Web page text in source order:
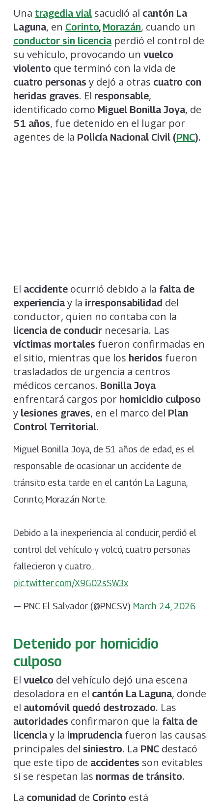
Una tragedia vialsacudió al cantón La
Laguna, en Corinto, Morazán, cuando un
conductor sin licenciaperdió el control de
su vehículo, provocando un vuelco
violento que terminó con la vida de
cuatro personas y dejó a otras cuatro con
heridas graves. El responsable,
identificado como Miguel Bonilla Joya, de
51 años, fue detenido en el lugar por
agentes de la Policía Nacional Civil (PNC).
El accidenteocurrió debido a la falta de
experienciay la irresponsabilidad del
conductor, quien no contaba con la
licencia de conducirnecesaria. Las
víctimas mortales fueron confirmadas en
el sitio, mientras que los heridos fueron
trasladados de urgencia a centros
médicos cercanos. Bonilla Joya
enfrentará cargos por homicidio culposo
y lesiones graves, en el marco del Plan
Control Territorial.
Miguel Bonilla Joya, de 51 años de edad, es el
responsable de ocasionar un accidente de
tránsito esta tarde en el cantón La Laguna,
Corinto, Morazán Norte.
Debido a la inexperiencia al conducir, perdió el
control del vehículo y volcó, cuatro personas
fallecieron y cuatro…
pic.twitter.com/X9G02sSW3x
— PNC El Salvador (@PNCSV) March 24, 2026
Detenido por homicidio
culposo
El vuelco del vehículo dejó una escena
desoladora en el cantón La Laguna, donde
el automóvil quedó destrozado. Las
autoridades confirmaron que la falta de
licenciay la imprudenciafueron las causas
principales del siniestro. La PNCdestacó
que este tipo de accidentes son evitables
si se respetan las normas de tránsito.
La comunidad de Corinto está